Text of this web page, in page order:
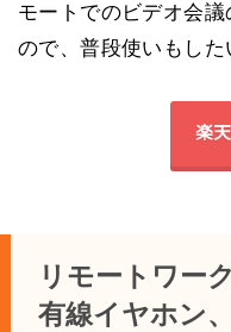
モートでのビデオ会
ので、普段使いもした
楽
リモートワー
有線イヤホン